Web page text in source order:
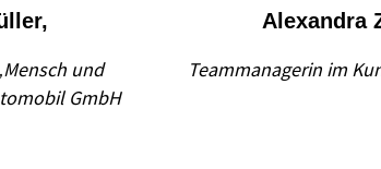
und
GmbH
Alexandra
Teammanagerin im